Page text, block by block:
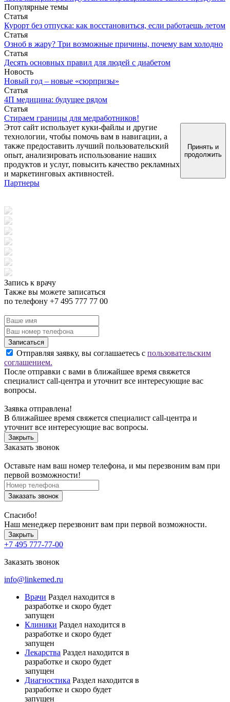
Популярные темы
Статья
Курорт без отпуска: как восстановиться, если работаешь летом
Статья
Озноб в жару? Три возможные причины, почему вам холодно
Статья
Десять основных правил для людей с диабетом
Новость
Новый год – новые «сюрпризы»
Статья
4П медицина: будущее рядом
Статья
Стираем границы для медработников!
Этот сайт использует куки-файлы и другие
технологии, чтобы помочь вам в навигации, а
также предоставить лучший пользовательский
опыт, анализировать использование наших
продуктов и услуг, повысить качество рекламных
и маркетинговых активностей.
Принять и
продолжить
Партнеры
Запись к врачу
Также вы можете записаться
по телефону +7 495 777 77 00
Записаться
Отправляя заявку, вы соглашаетесь с пользовательским
соглашением.
После отправки с вами в ближайшее время свяжется
специалист call-центра и уточнит все интересующие вас
вопросы.
Заявка отправлена!
В ближайшее время свяжется специалист call-центра и
уточнит все интересующие вас вопросы.
Закрыть
Заказать звонок
Оставьте нам ваш номер телефона, и мы перезвоним вам при
первой возможности!
Заказать звонок
Спасибо!
Наш менеджер перезвонит вам при первой возможности.
Закрыть
+7 495 777-77-00
Заказать звонок
info@linkemed.ru
Врачи Раздел находится в
разработке и скоро будет
запущен
Клиники Раздел находится в
разработке и скоро будет
запущен
Лекарства Раздел находится в
разработке и скоро будет
запущен
Диагностика Раздел находится в
разработке и скоро будет
запущен